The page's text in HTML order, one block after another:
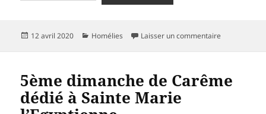
Publié
12 avril 2020 Catégories
Homélies Laisser un commentairesur
5ème dimanche de Carême
dédié à Sainte Marie